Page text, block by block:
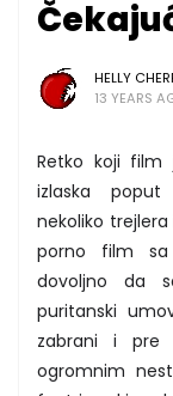
HELLY
13 YEARS
Retko koji film
izlaska poput
nekoliko
porno film sa
dovoljno da
puritanski
zabrani i pre
ogromnim